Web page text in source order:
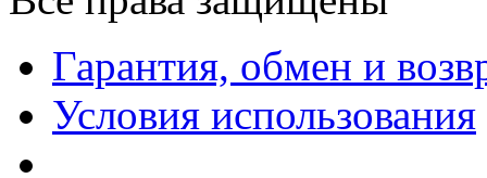
Гарантия, обмен и
Условия использования